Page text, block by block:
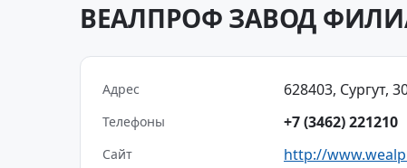
ВЕАЛПРОФ ЗАВОД
Адрес 628403, Сургут,
Телефоны +7 (3462) 221210
Сайт http://